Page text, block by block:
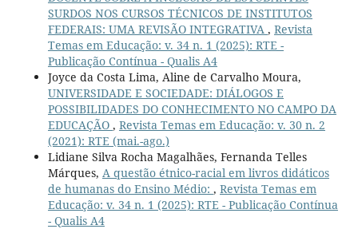
SURDOS NOS CURSOS TÉCNICOS DE INSTITUTOS
FEDERAIS: UMA REVISÃO INTEGRATIVA , Revista
Temas em Educação: v. 34 n. 1 (2025): RTE -
Publicação Contínua - Qualis A4
Joyce da Costa Lima, Aline de Carvalho Moura,
UNIVERSIDADE E SOCIEDADE: DIÁLOGOS E
POSSIBILIDADES DO CONHECIMENTO NO CAMPO DA
EDUCAÇÃO , Revista Temas em Educação: v. 30 n. 2
(2021): RTE (mai.-ago.)
Lidiane Silva Rocha Magalhães, Fernanda Telles
Márques, A questão étnico-racial em livros didáticos
de humanas do Ensino Médio: , Revista Temas em
Educação: v. 34 n. 1 (2025): RTE - Publicação Contínua
- Qualis A4